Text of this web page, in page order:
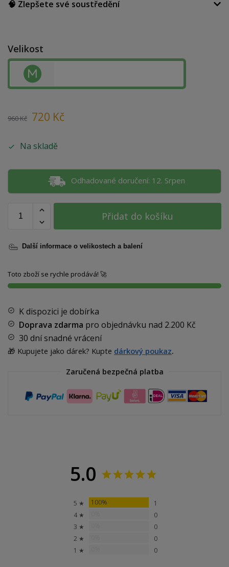
🧠 Zlepšete své soustředění
Velikost
960Kč 720 Kč
Na skladě
Odhadované doručení: 12. Srpen
Přidat do košíku
Další informace o velikostech a balení
Toto zboží se rychle prodává! 🚀
K dispozici je dobírka
Doprava zdarma pro objednávku nad 2.200 Kč
30 dní snadné vrácení
🎁 Kupujete jako dárek? Kupte dárkový poukaz.
Zaručená bezpečná platba
5.0
5 ★ 100%
1
4 ★
0
3 ★
0
2 ★
0
1 ★
0